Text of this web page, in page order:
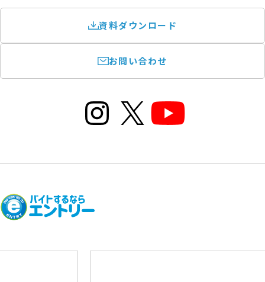
資料ダウンロード
お問い合わせ